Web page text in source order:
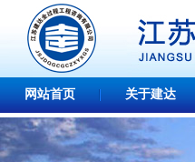
网站首页 关于建达